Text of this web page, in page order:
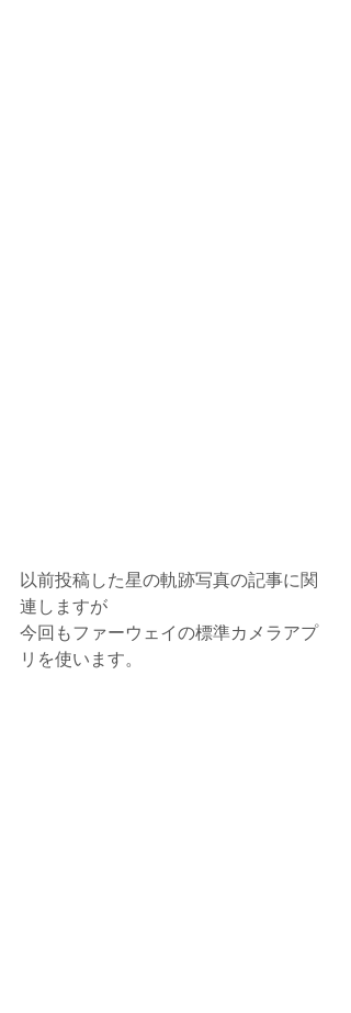
以前投稿した星の軌跡写真の記事に関
連しますが
今回もファーウェイの標準カメラアプ
リを使います。